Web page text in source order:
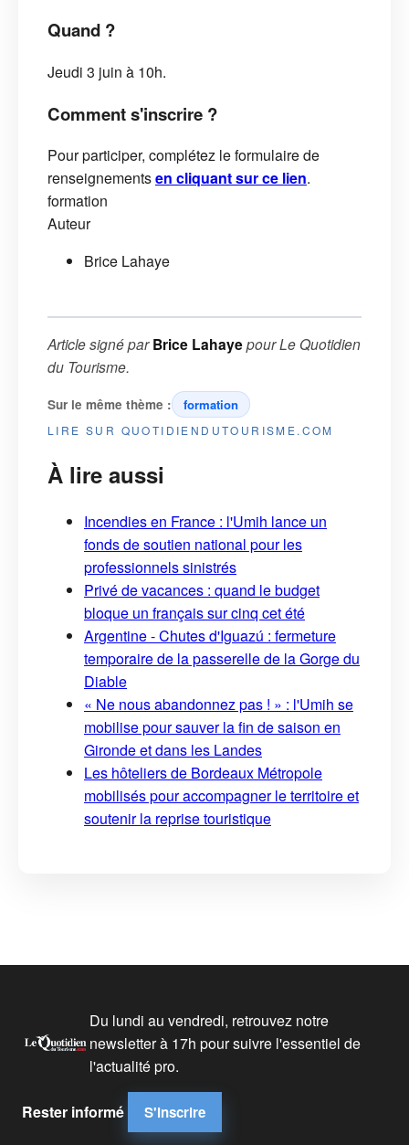
Quand ?
Jeudi 3 juin à 10h.
Comment s'inscrire ?
Pour participer, complétez le formulaire de
renseignementsen cliquant sur ce lien.
formation
Auteur
Brice Lahaye
Article signé parBrice LahayepourLe Quotidien
du Tourisme.
Sur le même thème : formation
LIRE SUR QUOTIDIENDUTOURISME.COM
À lire aussi
Incendies en France : l'Umih lance un
fonds de soutien national pour les
professionnels sinistrés
Privé de vacances : quand le budget
bloque un français sur cinq cet été
Argentine - Chutes d'Iguazú : fermeture
temporaire de la passerelle de la Gorge du
Diable
« Ne nous abandonnez pas ! » : l'Umih se
mobilise pour sauver la fin de saison en
Gironde et dans les Landes
Les hôteliers de Bordeaux Métropole
mobilisés pour accompagner le territoire et
soutenir la reprise touristique
Du lundi au vendredi, retrouvez notre
newsletter à 17h pour suivre l'essentiel de
l'actualité pro.
Rester informé S'inscrire